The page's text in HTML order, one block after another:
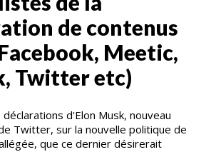
de contenus
Meetic,
Twitter etc)
d'Elon Musk, nouveau
Twitter, sur la nouvelle politique de
que ce dernier désirerait